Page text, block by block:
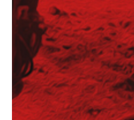
Główna-old
Kariera
Młodszy mechanik /
Młodszy specjalista ds.
Praktyki (K/M) w
Mechanik / serwisant